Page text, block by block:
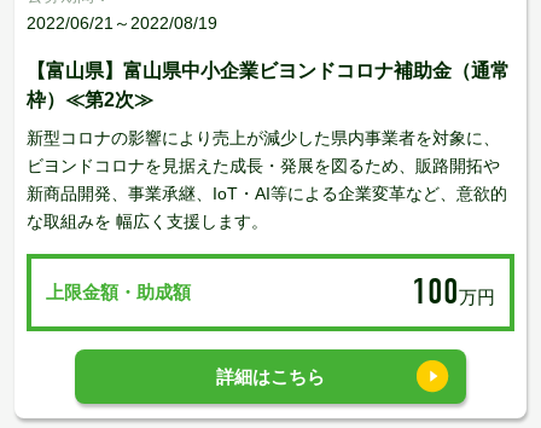
2022/06/21～2022/08/19
【富山県】富山県中小企業ビヨンドコロナ補助金（通常
枠）≪第2次≫
新型コロナの影響により売上が減少した県内事業者を対象に、
ビヨンドコロナを見据えた成長・発展を図るため、販路開拓や
新商品開発、事業承継、IoT・AI等による企業変革など、意欲的
な取組みを 幅広く支援します。
上限金額・助成額 100万円
詳細はこちら